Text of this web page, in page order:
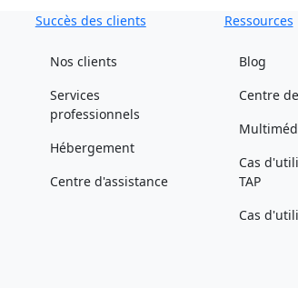
Succès des clients
Nos clients
Services
professionnels
Hébergement
Centre d'assistance
Ressources
Blog
Centre
Cas
TAP
Cas